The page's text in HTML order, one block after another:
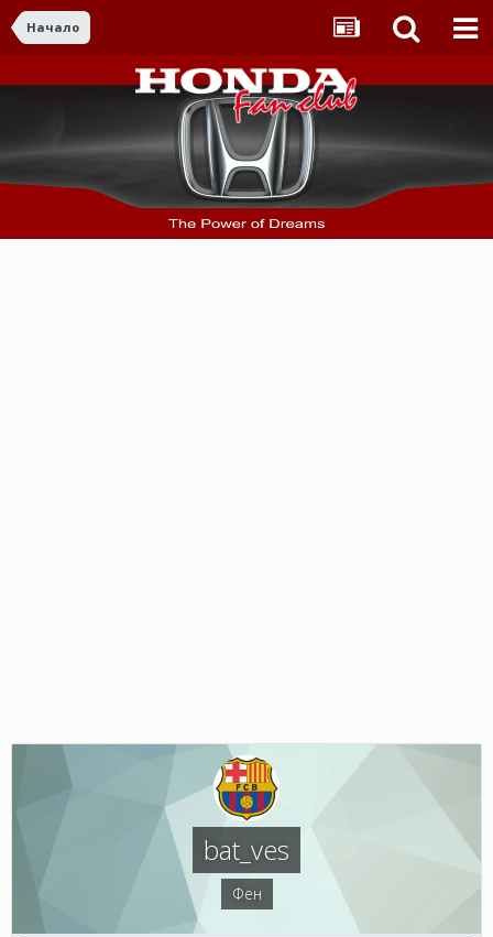
Начало
bat_ves
Фен